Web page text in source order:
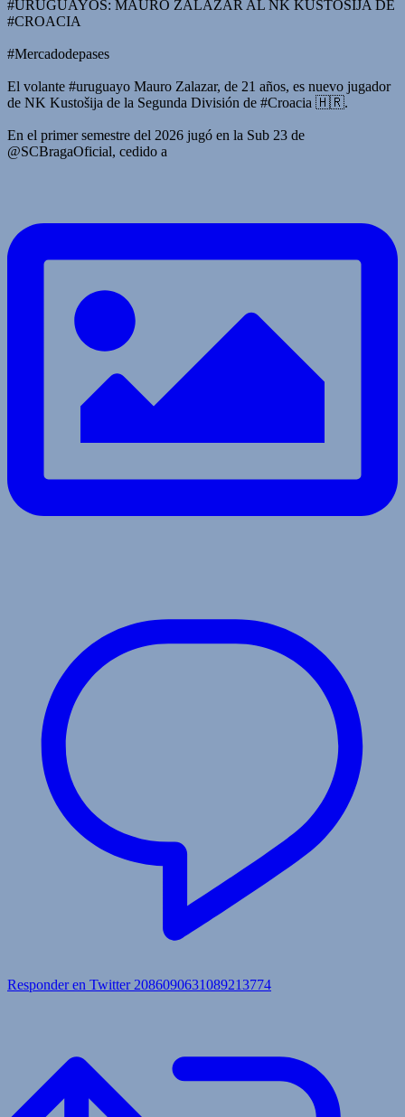
#URUGUAYOS: MAURO ZALAZAR AL NK KUSTOSIJA DE
#CROACIA
#Mercadodepases
El volante #uruguayo Mauro Zalazar, de 21 años, es nuevo jugador
de NK Kustošija de la Segunda División de #Croacia 🇭🇷.
En el primer semestre del 2026 jugó en la Sub 23 de
@SCBragaOficial, cedido a
Responder en Twitter 2086090631089213774